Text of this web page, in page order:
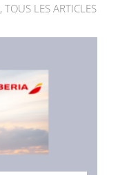
, TOUS LES ARTICLES